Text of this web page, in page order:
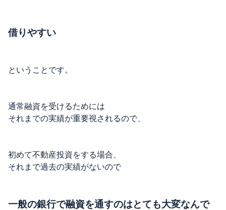
借りやすい
ということです。
通常融資を受けるためには
それまでの実績が重要視されるので、
初めて不動産投資をする場合、
それまで過去の実績がないので
一般の銀行で融資を通すのはとても大変なんで